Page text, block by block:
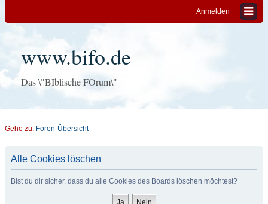
Anmelden
www.bifo.de
Das \"BIblische FOrum\"
Gehe zu: Foren-Übersicht
Alle Cookies löschen
Bist du dir sicher, dass du alle Cookies des Boards löschen möchtest?